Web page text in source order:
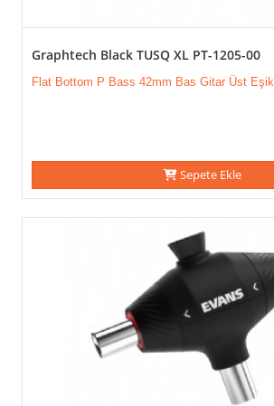
Graphtech Black TUSQ XL PT-1205-00
Flat Bottom P Bass 42mm Bas Gitar Üst Eşik
Sepete Ekle